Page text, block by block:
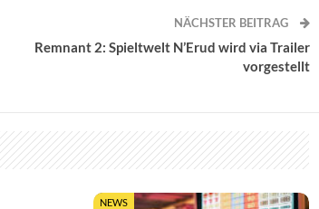
NÄCHSTER BEITRAG
Remnant 2: Spieltwelt N’Erud wird via Trailer
vorgestellt
NEWS